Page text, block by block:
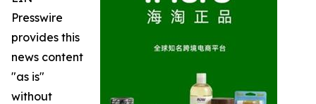
Presswire
provides this
news content
"as is"
without